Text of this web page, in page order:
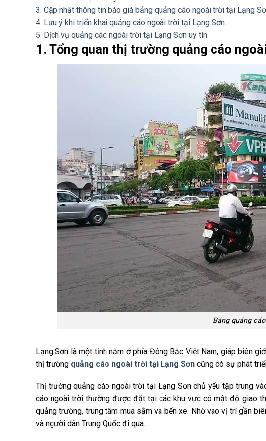
3. Cập nhật thông tin báo giá bảng quảng cáo ngoài trời tại Lạng
4. Lưu ý khi triển khai quảng cáo ngoài trời tại Lạng Sơn
5. Dịch vụ quảng cáo ngoài trời tại Lạng Sơn uy tín
1. Tổng quan thị trường quảng cáo
Bảng quảng
Lạng Sơn là một tỉnh nằm ở phía Đông Bắc Việt Nam, giáp biên
thị trường quảng cáo ngoài trời tại Lạng Sơn cũng có sự phát
Thị trường quảng cáo ngoài trời tại Lạng Sơn chủ yếu tập trung
cáo ngoài trời thường được đặt tại các khu vực có mật độ giao
quảng trường, trung tâm mua sắm và bến xe. Nhờ vào vị trí gần
và người dân Trung Quốc đi qua.